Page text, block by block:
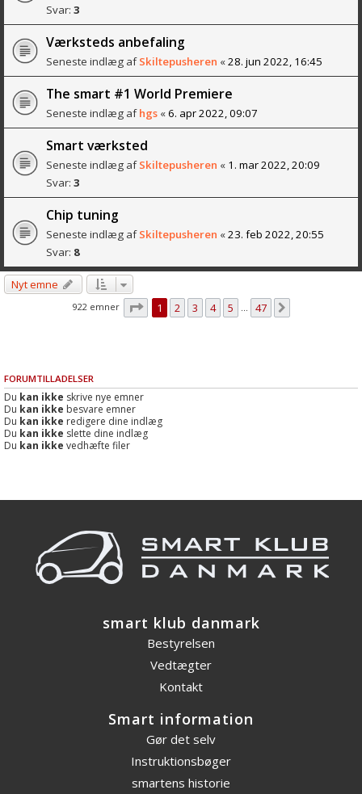
Svar: 3
Værksteds anbefaling
Seneste indlæg afSkiltepusheren «28. jun 2022, 16:45
The smart #1 World Premiere
Seneste indlæg afhgs «6. apr 2022, 09:07
Smart værksted
Seneste indlæg afSkiltepusheren « 1. mar 2022, 20:09
Svar: 3
Chip tuning
Seneste indlæg afSkiltepusheren «23. feb 2022, 20:55
Svar: 8
Nyt emne
922 emner Side af 47
1 2 3 4 5 … 47
FORUMTILLADELSER
Du kan ikke skrive nye emner
Du kan ikke besvare emner
Du kan ikke redigere dine indlæg
Du kan ikke slette dine indlæg
Du kan ikke vedhæfte filer
smart klub danmark
Bestyrelsen
Vedtægter
Kontakt
Smart information
Gør det selv
Instruktionsbøger
smartens historie